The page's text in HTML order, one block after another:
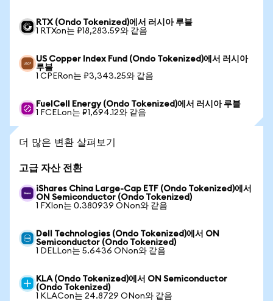
RTX (Ondo Tokenized)에서 러시아 루블
1 RTXon는 ₽18,283.59와 같음
US Copper Index Fund (Ondo Tokenized)에서 러시아
루블
1 CPERon는 ₽3,343.25와 같음
FuelCell Energy (Ondo Tokenized)에서 러시아 루블
1 FCELon는 ₽1,694.12와 같음
더 많은 변환 살펴보기
고급 자산 전환
iShares China Large-Cap ETF (Ondo Tokenized)에서
ON Semiconductor (Ondo Tokenized)
1 FXIon는 0.380939 ONon와 같음
Dell Technologies (Ondo Tokenized)에서 ON
Semiconductor (Ondo Tokenized)
1 DELLon는 5.6436 ONon와 같음
KLA (Ondo Tokenized)에서 ON Semiconductor
(Ondo Tokenized)
1 KLACon는 24.8729 ONon와 같음